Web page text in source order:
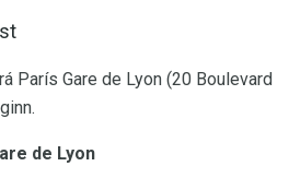
París Gare de Lyon (20 Boulevard
de Lyon